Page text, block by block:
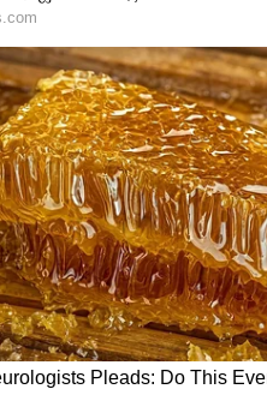
அதேபோல் இந்த
அழைப்பு
உள்ளது.
என்ற கேள்வியும்